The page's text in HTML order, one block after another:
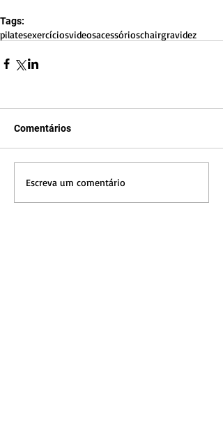
Tags:
pilatesexercíciosvideosacessórioschairgravidez
Comentários
Escreva um comentário